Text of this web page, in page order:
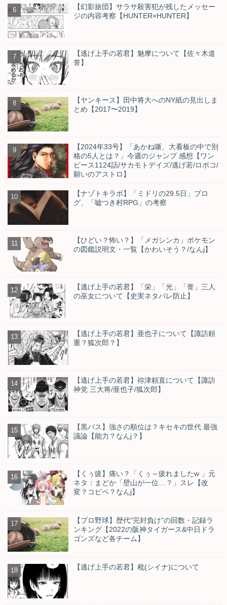
【幻影旅団】サラサ殺害犯が残したメッセー
ジの内容考察【HUNTER×HUNTER】
【逃げ上手の若君】魅摩について【佐々木道
誉】
【ヤンキース】田中将大へのNY紙の見出しま
とめ【2017〜2019】
【2024年33号】「あかね噺、大看板の中で別
格の5人とは？」今週のジャンプ 感想【ワン
ピース1124話/サカモトデイズ/逃げ若/ロボコ/
願いのアストロ】
【ナゾトキラボ】「ミドリの29.5日」ブロ
グ、「嘘つき村RPG」の考察
【ひどい？怖い？】「メガシンカ」ポケモン
の図鑑説明文・一覧【かわいそう？/なんj】
【逃げ上手の若君】「栄」「光」「誉」三人
の巫女について【史実ネタバレ防止】
【逃げ上手の若君】亜也子について【諏訪頼
重？狐次郎？】
【逃げ上手の若君】祢津頼直について【諏訪
神党 三大将/亜也子/狐次郎】
【黒バス】強さの順位は？キセキの世代 最強
議論【能力？なんj？】
【くぅ疲】痛い？「くぅ～疲れましたw 」元
ネタ：まどか「壁山が一位…？」スレ【改
変？コピペ？なんj】
【プロ野球】歴代“完封負け”の回数・記録ラ
ンキング【2022の阪神タイガース&中日ドラ
ゴンズなど各チーム】
【逃げ上手の若君】秕(シイナ)について